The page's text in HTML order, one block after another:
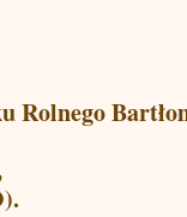
Rolnego